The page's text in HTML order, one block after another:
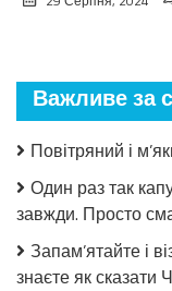
Важливе за
Повітряний і
Один раз так
завжди. Просто
Запам’ятайте і
знаєте як